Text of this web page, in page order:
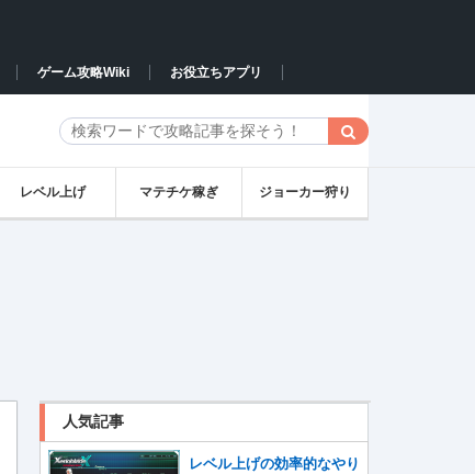
ゲーム攻略Wiki お役立ちアプリ
レベル上げ マテチケ稼ぎ ジョーカー狩り
人気記事
レベル上げの効率的なやり